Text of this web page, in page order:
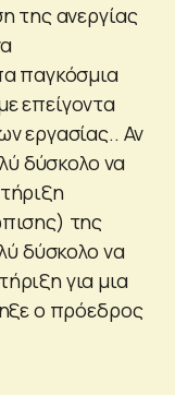
της ανεργίας
παγκόσμια
επείγοντα
εργασίας.. Αν
δύσκολο να
της
δύσκολο να
για μια
ο πρόεδρος